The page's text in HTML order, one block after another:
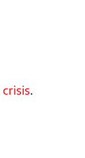
crisis.